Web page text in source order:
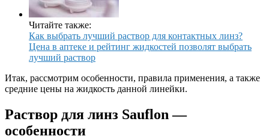
Читайте также:
Как выбрать лучший раствор для контактных линз?
Цена в аптеке и рейтинг жидкостей позволят выбрать
лучший раствор
Итак, рассмотрим особенности, правила применения, а также
средние цены на жидкость данной линейки.
Раствор для линз Sauflon —
особенности